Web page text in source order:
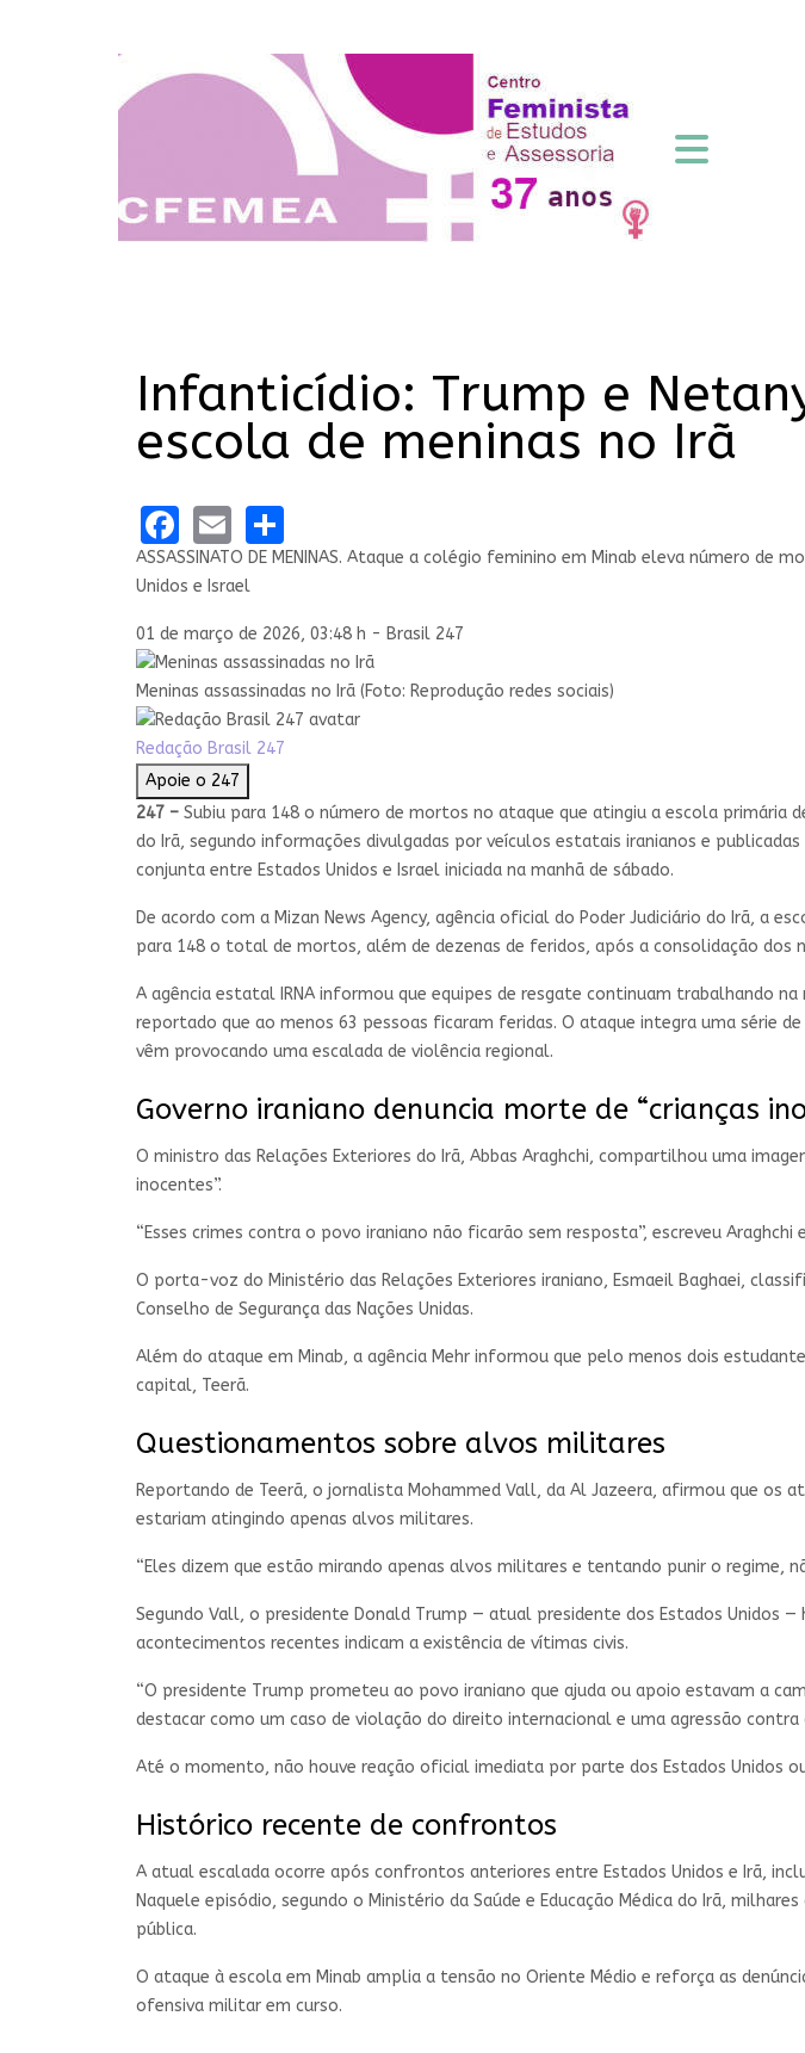
Infanticídio: Trump e
escola de meninas no Irã
Facebook
Email
ASSASSINATO DE MENINAS. Ataque a colégio feminino em Minab eleva número
Unidos e Israel
01 de março de 2026, 03:48 h - Brasil 247
Meninas assassinadas no Irã (Foto: Reprodução redes sociais)
Redação Brasil 247
Apoie o 247
247 – Subiu para 148 o número de mortos no ataque que atingiu a escola primária
do Irã, segundo informações divulgadas por veículos estatais iranianos e
conjunta entre Estados Unidos e Israel iniciada na manhã de sábado.
De acordo com a Mizan News Agency, agência oficial do Poder Judiciário do Irã,
para 148 o total de mortos, além de dezenas de feridos, após a consolidação dos
A agência estatal IRNA informou que equipes de resgate continuam trabalhando
reportado que ao menos 63 pessoas ficaram feridas. O ataque integra uma série
vêm provocando uma escalada de violência regional.
Governo iraniano denuncia morte de “crianças
O ministro das Relações Exteriores do Irã, Abbas Araghchi, compartilhou uma
inocentes”.
“Esses crimes contra o povo iraniano não ficarão sem resposta”, escreveu Araghchi
O porta-voz do Ministério das Relações Exteriores iraniano, Esmaeil Baghaei,
Conselho de Segurança das Nações Unidas.
Além do ataque em Minab, a agência Mehr informou que pelo menos dois
capital, Teerã.
Questionamentos sobre alvos militares
Reportando de Teerã, o jornalista Mohammed Vall, da Al Jazeera, afirmou que os
estariam atingindo apenas alvos militares.
“Eles dizem que estão mirando apenas alvos militares e tentando punir o regime,
Segundo Vall, o presidente Donald Trump — atual presidente dos Estados Unidos
acontecimentos recentes indicam a existência de vítimas civis.
“O presidente Trump prometeu ao povo iraniano que ajuda ou apoio estavam a
destacar como um caso de violação do direito internacional e uma agressão contra
Até o momento, não houve reação oficial imediata por parte dos Estados Unidos
Histórico recente de confrontos
A atual escalada ocorre após confrontos anteriores entre Estados Unidos e Irã,
Naquele episódio, segundo o Ministério da Saúde e Educação Médica do Irã,
pública.
O ataque à escola em Minab amplia a tensão no Oriente Médio e reforça as
ofensiva militar em curso.